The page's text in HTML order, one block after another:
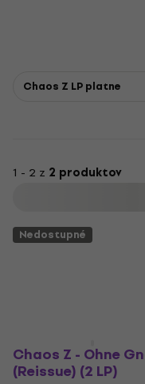
Chaos Z LP platne
1 - 2 z 2 produktov
Nedostupné
Chaos Z - Ohne
(Reissue) (2 LP)